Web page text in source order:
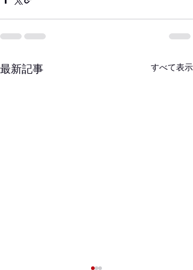
最新記事 すべて表示